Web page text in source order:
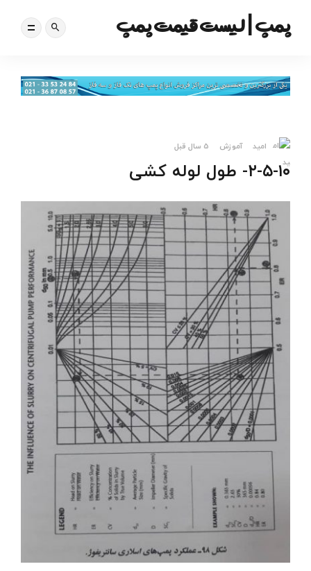
پمپ | لیست قیمت پمپ
امید آموزش 5 سال قبل
۲-۵-۱۰- طول لوله کشی